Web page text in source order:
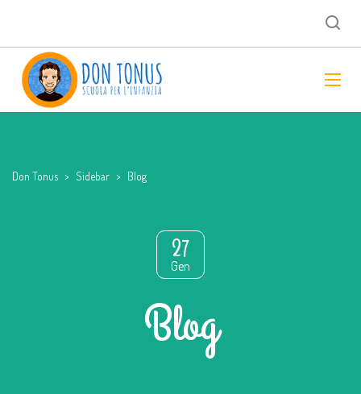
Don Tonus > Sidebar > Blog
27
Gen
Blog